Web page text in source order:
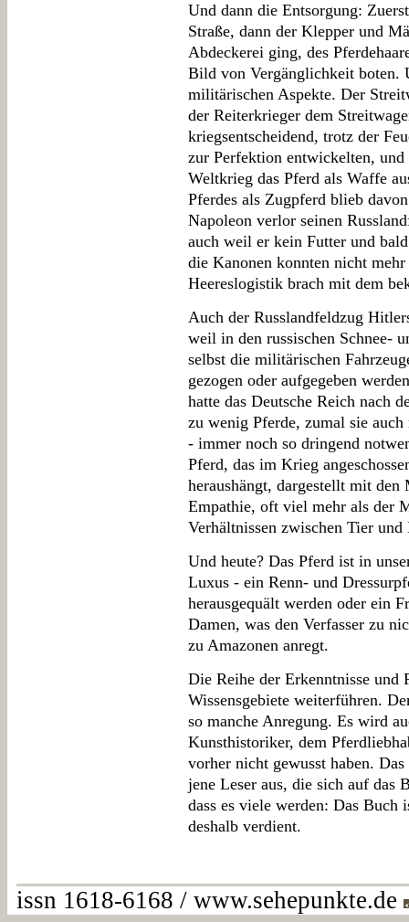
Und dann die Entsorgung:
Straße, dann der Klepper und
Abdeckerei ging, des
Bild von Vergänglichkeit boten.
militärischen Aspekte. Der
der Reiterkrieger dem
kriegsentscheidend, trotz der
zur Perfektion entwickelten,
Weltkrieg das Pferd als Waffe
Pferdes als Zugpferd blieb
Napoleon verlor seinen
auch weil er kein Futter und
die Kanonen konnten nicht
Heereslogistik brach mit dem
Auch der Russlandfeldzug
weil in den russischen Schnee-
selbst die militärischen
gezogen oder aufgegeben
hatte das Deutsche Reich nach
zu wenig Pferde, zumal sie
- immer noch so dringend
Pferd, das im Krieg
heraushängt, dargestellt mit
Empathie, oft viel mehr als der
Verhältnissen zwischen Tier
Und heute? Das Pferd ist in
Luxus - ein Renn- und
herausgequält werden oder ein
Damen, was den Verfasser zu
zu Amazonen anregt.
Die Reihe der Erkenntnisse
Wissensgebiete weiterführen.
so manche Anregung. Es wird
Kunsthistoriker, dem
vorher nicht gewusst haben.
jene Leser aus, die sich auf das
dass es viele werden: Das
deshalb verdient.
issn 1618-6168 / www.sehepunkte.de